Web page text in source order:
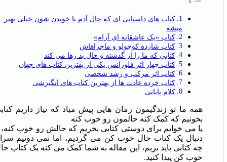
کتاب های داستانی ای که حال آدم با خوندن شون خیلی بهتر
میشه
کتاب «یک عاشقانه ای آرام»
کتاب شازده کوچولو و ماجراهاش
کتابی که ما را از گذشته و حال بد رها می کند
کتاب چهار اثر فلورانس یکی از بهترین کتاب های جهان
کتاب اثر مرکب و رشد شخصی
کتاب خرده عادت ها از بهترین کتاب های انگیزشی
کلام پایانی
همه ما تو زندگیمون زمان هایی پیش میاد که نیاز داریم
بخونیم که کمک کنه حالمون رو خوب کنه
یا می خوایم برای دوستی کتابی بخریم که حالش رو خوب
دنبال یک کتاب حال خوب کن می گردیم، اما نمی دونیم
چه کتابی باید بریم، این مقاله به شما کمک می کنه یک کتاب
خوب کن پیدا کنید.